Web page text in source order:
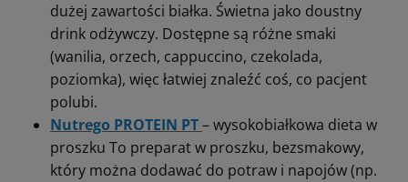
dużej zawartości białka. Świetna jako doustny
drink odżywczy. Dostępne są różne smaki
(wanilia, orzech, cappuccino, czekolada,
poziomka), więc łatwiej znaleźć coś, co pacjent
polubi.
Nutrego PROTEIN PT– wysokobiałkowa dieta w
proszku To preparat w proszku, bezsmakowy,
który można dodawać do potraw i napojów (np.